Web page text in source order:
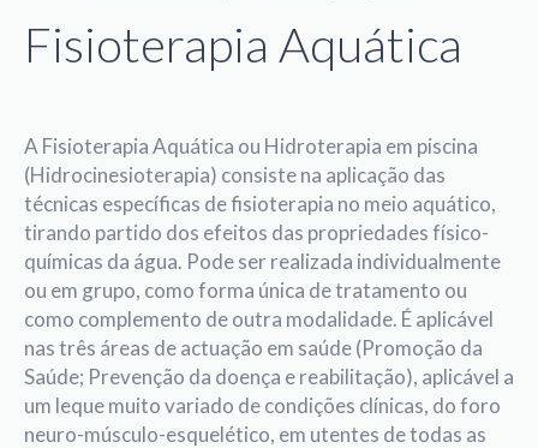
Fisioterapia Aquática
A Fisioterapia Aquática ou Hidroterapia em piscina
(Hidrocinesioterapia) consiste na aplicação das
técnicas específicas de fisioterapia no meio aquático,
tirando partido dos efeitos das propriedades físico-
químicas da água. Pode ser realizada individualmente
ou em grupo, como forma única de tratamento ou
como complemento de outra modalidade. É aplicável
nas três áreas de actuação em saúde (Promoção da
Saúde; Prevenção da doença e reabilitação), aplicável a
um leque muito variado de condições clínicas, do foro
neuro-músculo-esquelético, em utentes de todas as